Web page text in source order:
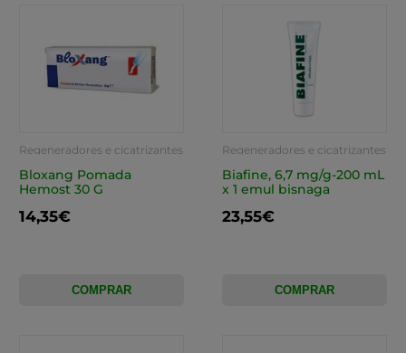
Regeneradores e cicatrizantes
Bloxang Pomada
Hemost 30 G
14,35€
COMPRAR
Regeneradores e cicatrizantes
Biafine, 6,7 mg/g-200 mL
x 1 emul bisnaga
23,55€
COMPRAR